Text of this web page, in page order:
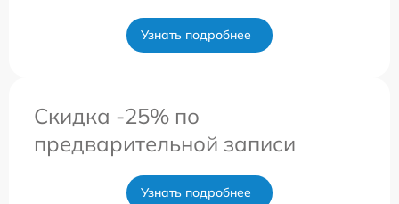
Узнать подробнее
Скидка -25% по
предварительной записи
Узнать подробнее